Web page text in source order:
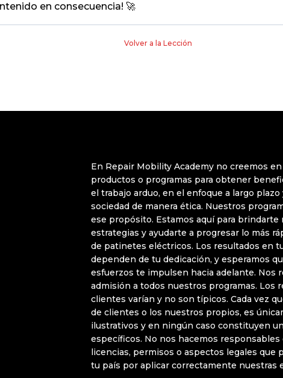
en consecuencia! 🚀
Volver a la Lección
En Repair Mobility Academy no creemos
productos o programas para obtener
el trabajo arduo, en el enfoque a largo plazo
sociedad de manera ética. Nuestros
ese propósito. Estamos aquí para brindarte
estrategias y ayudarte a progresar lo más
de patinetes eléctricos. Los resultados en
dependen de tu dedicación, y esperamos
esfuerzos te impulsen hacia adelante. Nos
admisión a todos nuestros programas. Los
clientes varían y no son típicos. Cada vez
de clientes o los nuestros propios, es
ilustrativos y en ningún caso constituyen
específicos. No nos hacemos responsables
licencias, permisos o aspectos legales que
tu país por aplicar correctamente nuestras